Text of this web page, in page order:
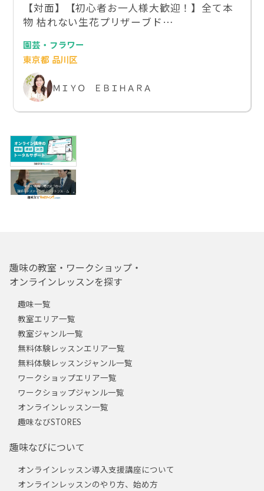
【対面】【初心者お一人様大歓迎！】全て本
物 枯れない生花プリザーブド…
園芸・フラワー
東京都 品川区
ＭＩＹＯ ＥＢＩＨＡＲＡ
趣味の教室・ワークショップ・
オンラインレッスンを探す
趣味一覧
教室エリア一覧
教室ジャンル一覧
無料体験レッスンエリア一覧
無料体験レッスンジャンル一覧
ワークショップエリア一覧
ワークショップジャンル一覧
オンラインレッスン一覧
趣味なびSTORES
趣味なびについて
オンラインレッスン導入支援講座について
オンラインレッスンのやり方、始め方